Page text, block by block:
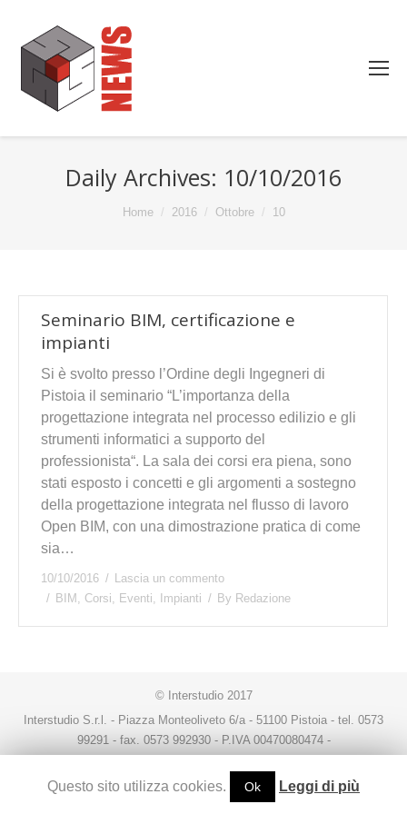
Daily Archives: 10/10/2016
Home 2016 Ottobre 10
Seminario BIM, certificazione e
impianti
Si è svolto presso l’Ordine degli Ingegneri di
Pistoia il seminario “L’importanza della
progettazione integrata nel processo edilizio e gli
strumenti informatici a supporto del
professionista“. La sala dei corsi era piena, sono
stati esposto i concetti e gli argomenti a sostegno
della progettazione integrata nel flusso di lavoro
Open BIM, con una dimostrazione pratica di come
sia…
10/10/2016
Lascia un commento
BIM , Corsi, Eventi, Impianti By Redazione
© Interstudio 2017
Interstudio S.r.l. - Piazza Monteoliveto 6/a - 51100 Pistoia - tel. 0573
99291 - fax. 0573 992930 - P.IVA 00470080474 -
Questo sito utilizza cookies. Ok Leggi di più